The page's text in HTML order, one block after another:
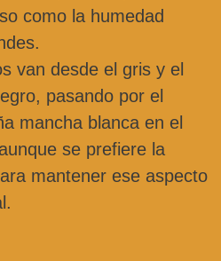
como la humedad
van desde el gris y el
pasando por el
mancha blanca en el
se prefiere la
mantener ese aspecto